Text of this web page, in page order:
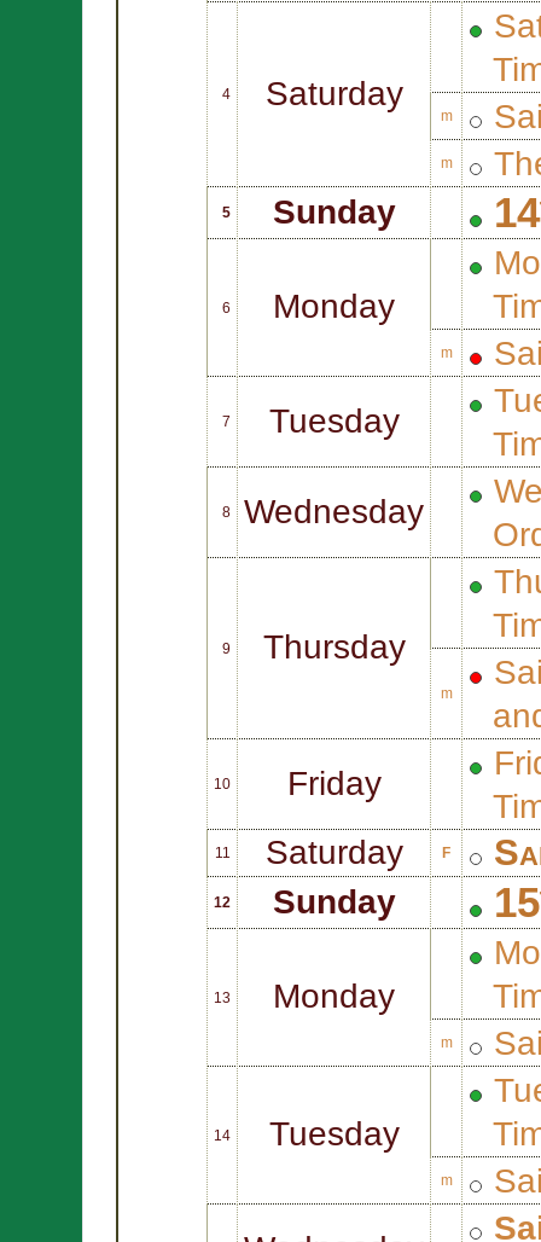
4 Saturday
m
m
5 Sunday
6 Monday
m
7 Tuesday
8 Wednesday
9 Thursday
m
10 Friday
11 Saturday F
12 Sunday
13 Monday
m
14 Tuesday
m